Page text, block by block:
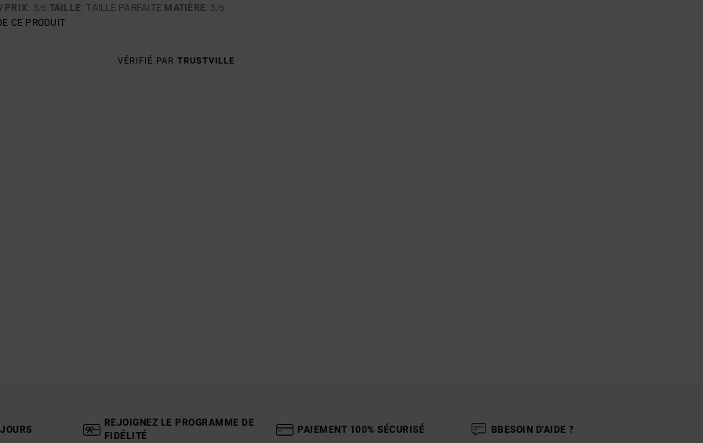
PRIX: 5/5 TAILLE: TAILLE PARFAITE MATIÈRE: 5 /5
CE PRODUIT
VÉRIFIÉ PAR TRUSTVILLE
REJOIGNEZ LE PROGRAMME DE
FIDÉLITÉ
PAIEMENT 100% SÉCURISÉ BBESOIN D'AIDE ?